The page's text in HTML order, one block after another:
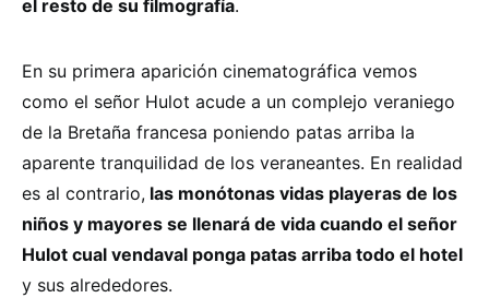
el resto de su filmografía.
En su primera aparición cinematográfica vemos
como el señor Hulot acude a un complejo veraniego
de la Bretaña francesa poniendo patas arriba la
aparente tranquilidad de los veraneantes. En realidad
es al contrario, las monótonas vidas playeras de los
niños y mayores se llenará de vida cuando el señor
Hulot cual vendaval ponga patas arriba todo el hotel
y sus alrededores.